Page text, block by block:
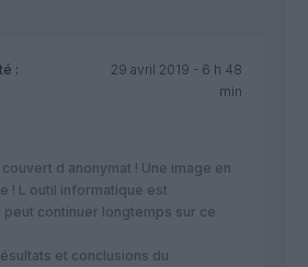
:
29 avril 2019 - 6 h 48
min
d anonymat ! Une image en
! L outil informatique est
peut continuer longtemps sur ce
et conclusions du